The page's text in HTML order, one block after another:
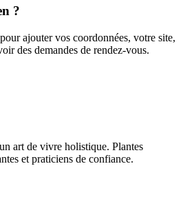
?
ajouter vos coordonnées, votre site,
des demandes de rendez-vous.
art de vivre holistique. Plantes
et praticiens de confiance.